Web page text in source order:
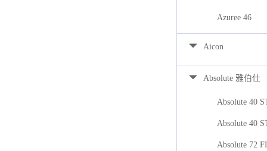
Azuree 46
Aicon
Absolute 雅伯仕
Absolute 40
Absolute 40
Absolute 72